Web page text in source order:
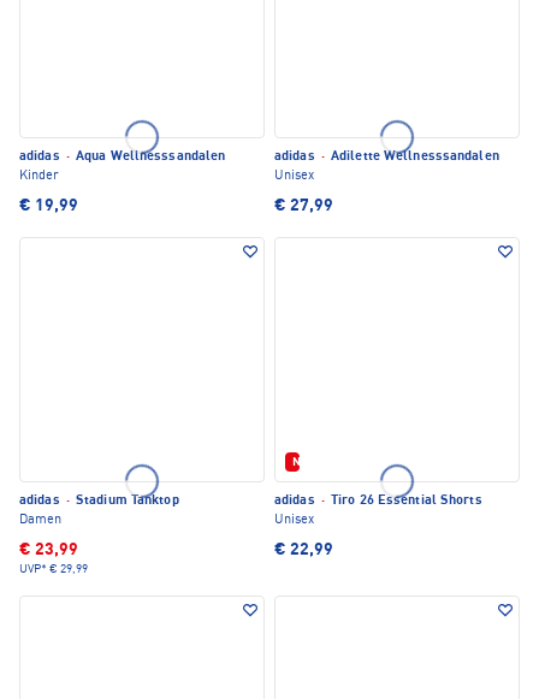
adidas · Aqua Wellnesssandalen
Kinder
€ 19,99
adidas · Adilette Wellnesssandalen
Unisex
€ 27,99
adidas · Stadium Tanktop
Damen
€ 23,99
UVP* € 29,99
Neu
adidas ·
Tiro 26 Essential Shorts
Unisex
€ 22,99